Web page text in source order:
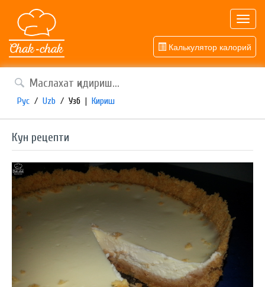
Калькулятор калорий
Рус / Uzb / Узб | Кириш
Кун рецепти